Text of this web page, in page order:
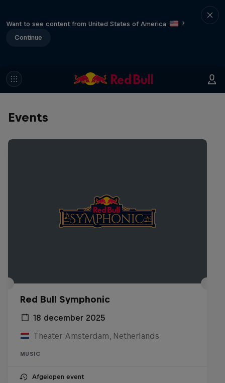
Want to see content from United States of America
?
Continue
Events
Red Bull Symphonic
18 december 2025
Theater Amsterdam, Netherlands
MUSIC
Afgelopen event